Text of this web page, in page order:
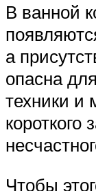
В ванной
а
опасна
техники и
короткого
Чтобы